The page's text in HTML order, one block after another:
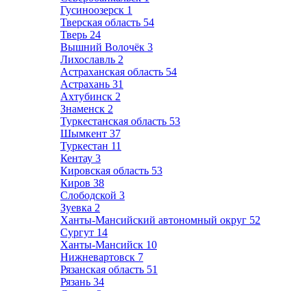
Гусиноозерск 1
Тверская область 54
Тверь 24
Вышний Волочёк 3
Лихославль 2
Астраханская область 54
Астрахань 31
Ахтубинск 2
Знаменск 2
Туркестанская область 53
Шымкент 37
Туркестан 11
Кентау 3
Кировская область 53
Киров 38
Слободской 3
Зуевка 2
Ханты-Мансийский автономный округ 52
Сургут 14
Ханты-Мансийск 10
Нижневартовск 7
Рязанская область 51
Рязань 34